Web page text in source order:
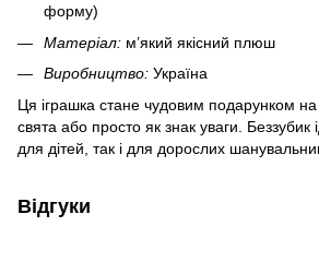
форму)
Матеріал: м’який якісний плюш
Виробництво: Україна
Ця іграшка стане чудовим подарунком
свята або просто як знак уваги. Беззубик
для дітей, так і для дорослих
Відгуки